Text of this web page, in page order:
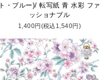
ト・ブルー)/ 転写紙 青 水彩 ファ
ッショナブル
1,400円(税込1,540円)